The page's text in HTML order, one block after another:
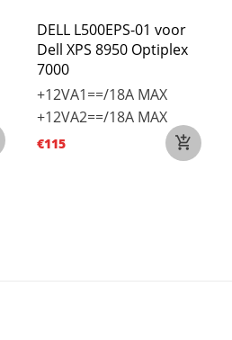
DELL L500EPS-01 voor
Dell XPS 8950 Optiplex
7000
+12VA1==/18A MAX
+12VA2==/18A MAX
€115